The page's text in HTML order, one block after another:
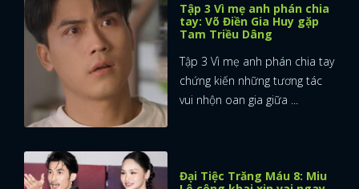
Tập 3 Vì mẹ anh phán chia
tay: Võ Điền Gia Huy gặp
Tam Triều Dâng
Tập 3 Vì mẹ anh phán chia tay
chứng kiến những tương tác
vui nhộn oan gia giữa ...
Đại Tiệc Trăng Máu 8: Miu